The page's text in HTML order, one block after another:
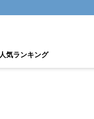
人気ランキング